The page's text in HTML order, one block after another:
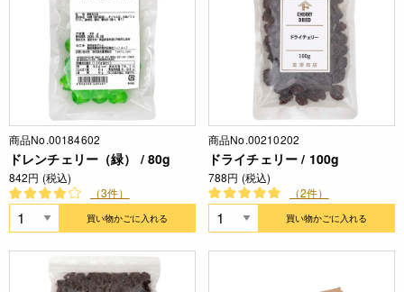
商品No.00184602
ドレンチェリー（緑） / 80g
842円 (税込)
（3件）
買い物かごに入れる
商品No.00210202
ドライチェリー / 100g
788円 (税込)
（2件）
買い物かごに入れる